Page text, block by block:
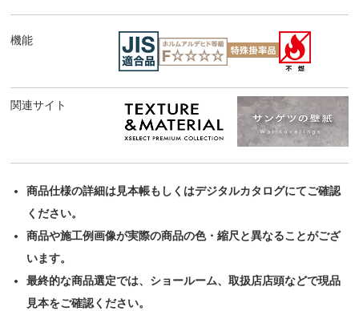
機能
関連サイト
商品仕様の詳細は見本帳もしくはデジタルカタログにてご確認
ください。
商品や施工例画像が実際の商品の色・縮尺と異なることがござ
います。
最終的な商品選定では、ショールーム、取扱店店頭などで現品
見本をご確認ください。